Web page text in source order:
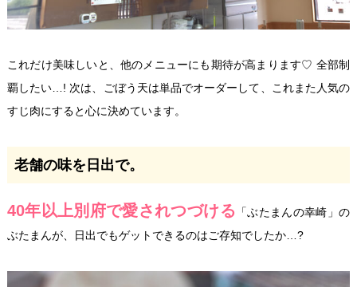
これだけ美味しいと、他のメニューにも期待が高まります♡ 全部制
覇したい…! 次は、ごぼう天は単品でオーダーして、これまた人気の
すじ肉にすると心に決めています。
老舗の味を日出で。
40年以上別府で愛されつづける
「ぶたまんの幸崎」の
ぶたまんが、日出でもゲットできるのはご存知でしたか…?